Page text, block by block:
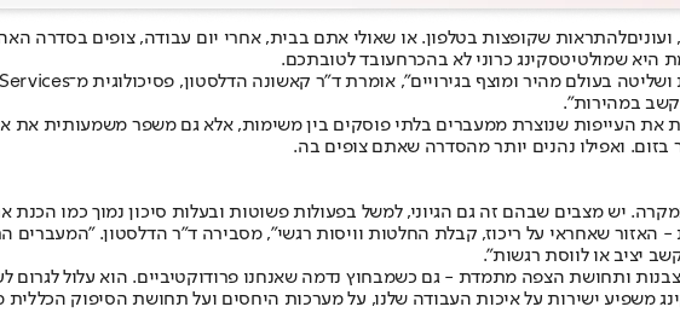
להתראות שקופצות בטלפון. או שאולי אתם בבית, אחרי יום עבודה, צופים בסדרה
היא שמולטיטסקינג כרוני לא בהכרחעובד לטובתכם.
במהירות".
את העייפות שנוצרת ממעברים בלתי פוסקים בין משימות, אלא גם משפר משמעותית את
ואפילו נהנים יותר מהסדרה שאתם צופים בה.
יש מצבים שבהם זה גם הגיוני, למשל בפעולות פשוטות ובעלות סיכון נמוך כמו הכנת
שאחראי על ריכוז, קבלת החלטות וויסות רגשי", מסבירה ד”ר הדלסטון. "המעברים
יציב או לווסת רגשות".
ותחושת הצפה מתמדת - גם כשמבחוץ נדמה שאנחנו פרודוקטיביים. הוא עלול
משפיע ישירות על איכות העבודה שלנו, על מערכות היחסים ועל תחושת הסיפוק הכללית